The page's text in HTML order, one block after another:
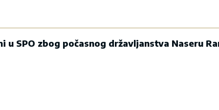
u SPO zbog počasnog državljanstva Naseru